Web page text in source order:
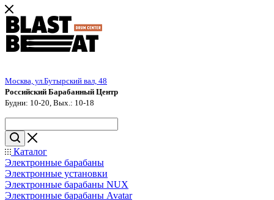
Москва, ул.Бутырский вал, 48
Российский Барабанный Центр
Будни: 10-20, Вых.: 10-18
Каталог
Электронные барабаны
Электронные установки
Электронные барабаны NUX
Электронные барабаны Avatar